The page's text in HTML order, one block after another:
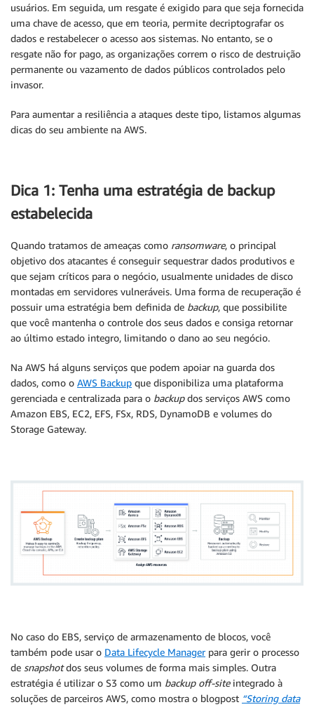
usuários. Em seguida, um resgate é exigido para que seja fornecida
uma chave de acesso, que em teoria, permite decriptografar os
dados e restabelecer o acesso aos sistemas. No entanto, se o
resgate não for pago, as organizações correm o risco de destruição
permanente ou vazamento de dados públicos controlados pelo
invasor.
Para aumentar a resiliência a ataques deste tipo, listamos algumas
dicas do seu ambiente na AWS.
Dica 1: Tenha uma estratégia de backup
estabelecida
Quando tratamos de ameaças como ransomware, o principal
objetivo dos atacantes é conseguir sequestrar dados produtivos e
que sejam críticos para o negócio, usualmente unidades de disco
montadas em servidores vulneráveis. Uma forma de recuperação é
possuir uma estratégia bem definida de backup, que possibilite
que você mantenha o controle dos seus dados e consiga retornar
ao último estado integro, limitando o dano ao seu negócio.
Na AWS há alguns serviços que podem apoiar na guarda dos
dados, como o AWS Backup que disponibiliza uma plataforma
gerenciada e centralizada para o backupdos serviços AWS como
Amazon EBS, EC2, EFS, FSx, RDS, DynamoDB e volumes do
Storage Gateway.
No caso do EBS, serviço de armazenamento de blocos, você
também pode usar o Data Lifecycle Managerpara gerir o processo
de snapshotdos seus volumes de forma mais simples. Outra
estratégia é utilizar o S3 como um backup off-siteintegrado à
soluções de parceiros AWS, como mostra o blogpost “Storing data